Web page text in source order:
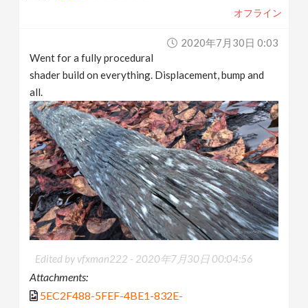
オフライン
2020年7月30日 0:03
Went for a fully procedural
shader build on everything. Displacement, bump and
all.
Edited by vfxman222 - 2020年7月30日 00:04:56
Attachments:
5EC2F488-5FEF-4BE1-832E-